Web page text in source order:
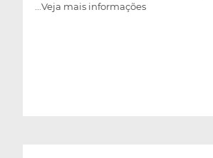
ideal, massa magra, idade corporal,
...Veja mais informações